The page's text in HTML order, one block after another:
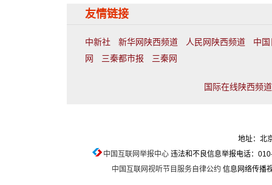
友情链接
中新社 新华网陕西频道 人民网陕西频道
中
网
三秦都市报 三秦网
国际在线陕西频
地址：北
中国互联网举报中心违法和不良信息举报电话：
中国互联网视听节目服务自律公约 信息网络传播